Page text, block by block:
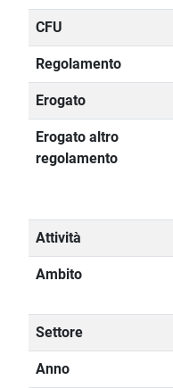
CFU
Regolamento
Erogato
Erogato altro
regolamento
Attività
Ambito
Settore
Anno